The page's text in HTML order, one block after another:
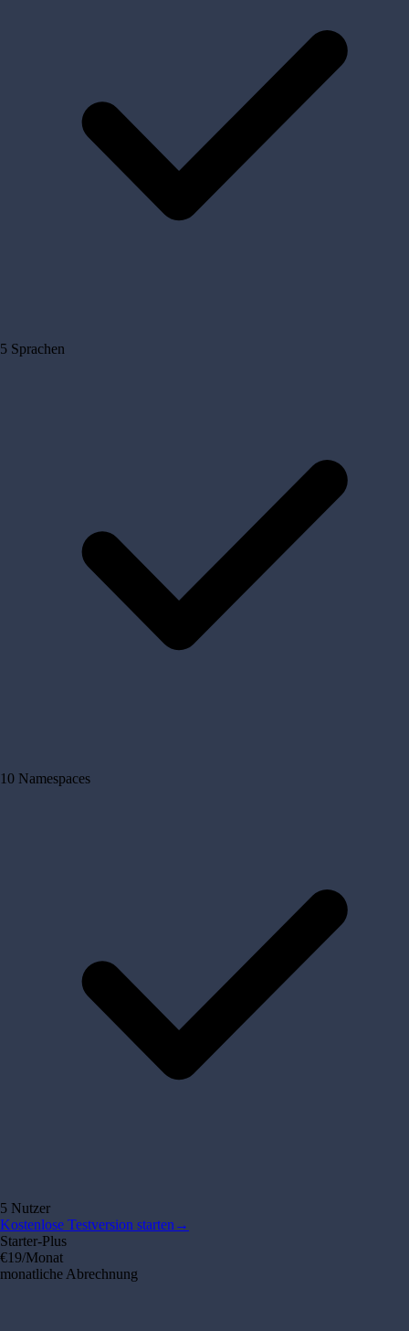
5 Sprachen
10 Namespaces
5 Nutzer
Kostenlose Testversion starten →
Starter-Plus
€19/Monat
monatliche Abrechnung